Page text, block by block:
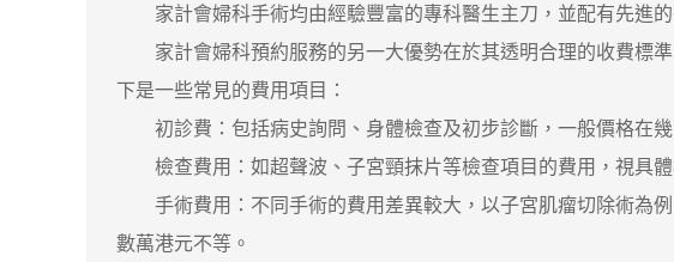
家計會婦科手術均由經驗豐富的專科醫生主刀，並配有先進的
家計會婦科預約服務的另一大優勢在於其透明合理的收費標準
下是一些常見的費用項目：
初診費：包括病史詢問、身體檢查及初步診斷，一般價格在幾
檢查費用：如超聲波、子宮頸抹片等檢查項目的費用，視具體
手術費用：不同手術的費用差異較大，以子宮肌瘤切除術為例
數萬港元不等。